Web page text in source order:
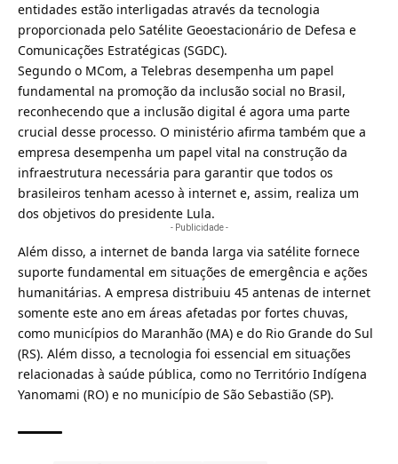
entidades estão interligadas através da tecnologia
proporcionada pelo Satélite Geoestacionário de Defesa e
Comunicações Estratégicas (SGDC).
Segundo o MCom, a Telebras desempenha um papel
fundamental na promoção da inclusão social no Brasil,
reconhecendo que a inclusão digital é agora uma parte
crucial desse processo. O ministério afirma também que a
empresa desempenha um papel vital na construção da
infraestrutura necessária para garantir que todos os
brasileiros tenham acesso à internet e, assim, realiza um
dos objetivos do presidente Lula.
- Publicidade -
Além disso, a internet de banda larga via satélite fornece
suporte fundamental em situações de emergência e ações
humanitárias. A empresa distribuiu 45 antenas de internet
somente este ano em áreas afetadas por fortes chuvas,
como municípios do Maranhão (MA) e do Rio Grande do Sul
(RS). Além disso, a tecnologia foi essencial em situações
relacionadas à saúde pública, como no Território Indígena
Yanomami (RO) e no município de São Sebastião (SP).